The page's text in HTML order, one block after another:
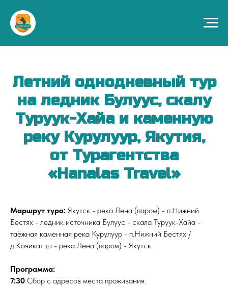
Летний однодневный тур
на ледник Булуус, скалу
Туруук-Хайа и каменную
реку Курулуур, Якутия,
от Турагентства
«Hanalas Travel»
Маршрут тура: Якутск - река Лена (паром) - п.Нижний
Бестях - ледник источника Булуус - скала Туруук-Хайа -
таёжная каменная река Курулуур - п.Нижний Бестях /
д.Качикатцы - река Лена (паром) - Якутск.
Программа:
7:30 Сбор с адресов места проживания.